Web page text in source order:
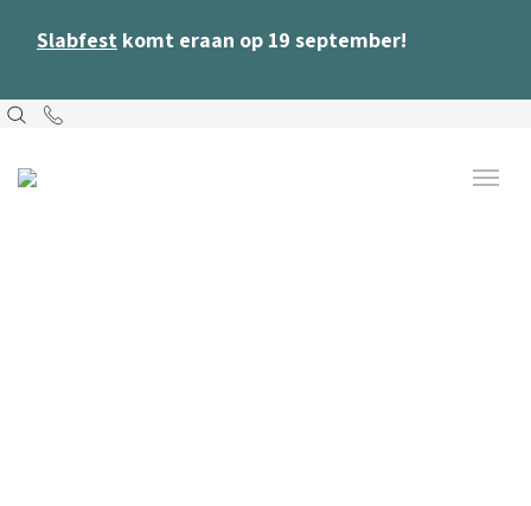
Slabfestkomt eraan op 19 september!